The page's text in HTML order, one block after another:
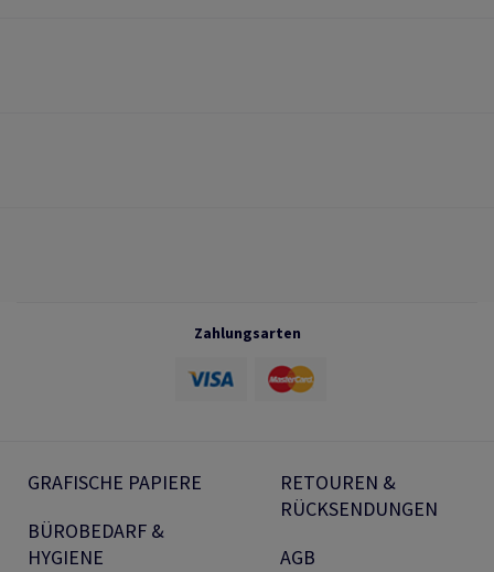
Zahlungsarten
GRAFISCHE PAPIERE
BÜROBEDARF &
HYGIENE
RETOUREN &
RÜCKSENDUNGEN
AGB